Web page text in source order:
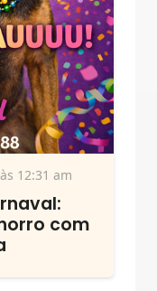
12:31 am
com